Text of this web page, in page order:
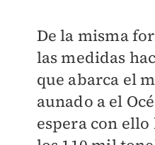
De la misma
las medidas
que abarca el
aunado a el
espera con